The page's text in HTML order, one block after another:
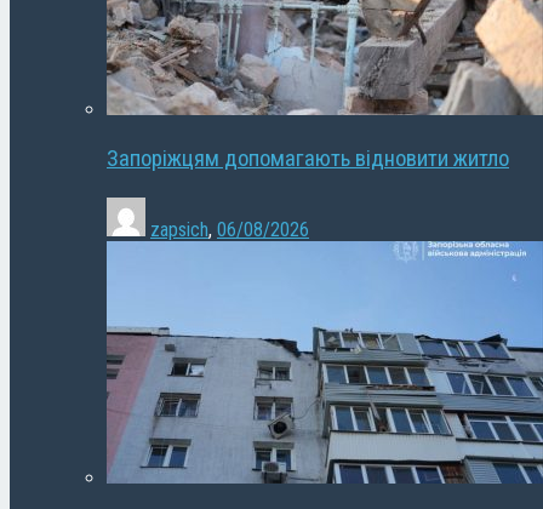
Запоріжцям допомагають відновити житло
zapsich, 06/08/2026